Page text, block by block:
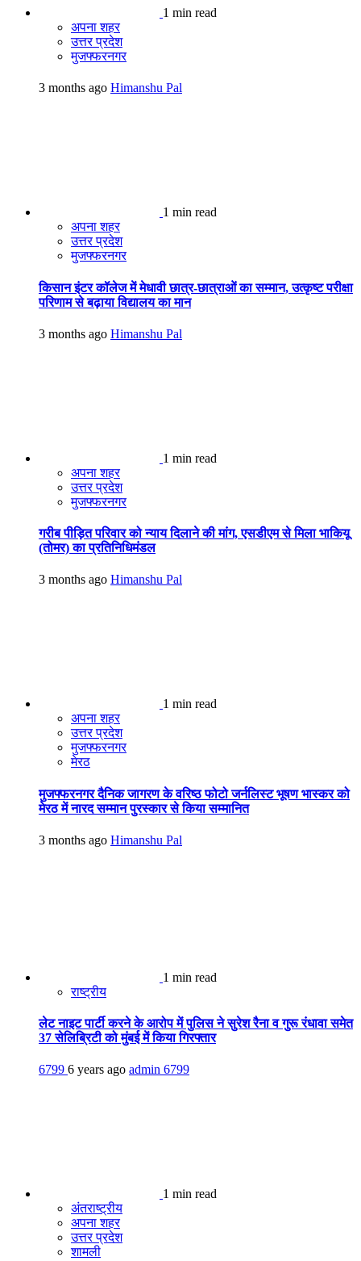
1 min read
अपना शहर
उत्तर प्रदेश
मुजफ्फरनगर
3 months ago Himanshu Pal
1 min read
अपना शहर
उत्तर प्रदेश
मुजफ्फरनगर
किसान इंटर कॉलेज में मेधावी छात्र-छात्राओं का सम्मान, उत्कृष्ट परीक्षा
परिणाम से बढ़ाया विद्यालय का मान
3 months ago Himanshu Pal
1 min read
अपना शहर
उत्तर प्रदेश
मुजफ्फरनगर
गरीब पीड़ित परिवार को न्याय दिलाने की मांग, एसडीएम से मिला भाकियू
(तोमर) का प्रतिनिधिमंडल
3 months ago Himanshu Pal
1 min read
अपना शहर
उत्तर प्रदेश
मुजफ्फरनगर
मेरठ
मुजफ्फरनगर दैनिक जागरण के वरिष्ठ फोटो जर्नलिस्ट भूषण भास्कर को
मेरठ में नारद सम्मान पुरस्कार से किया सम्मानित
3 months ago Himanshu Pal
1 min read
राष्ट्रीय
लेट नाइट पार्टी करने के आरोप में पुलिस ने सुरेश रैना व गुरू रंधावा समेत
37 सेलिब्रिटी को मुंबई में किया गिरफ्तार
6799 6 years ago admin 6799
1 min read
अंतराष्ट्रीय
अपना शहर
उत्तर प्रदेश
शामली